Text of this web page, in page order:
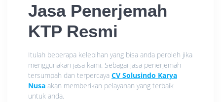
Jasa Penerjemah
KTP Resmi
Itulah beberapa kelebihan yang bisa anda peroleh jika
menggunakan jasa kami. Sebagai jasa penerjemah
tersumpah dan terpercaya CV Solusindo Karya
Nusa akan memberikan pelayanan yang terbaik
untuk anda.